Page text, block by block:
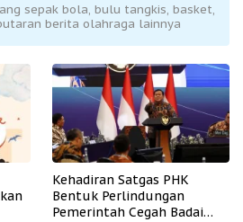
sepak bola, bulu tangkis, basket,
berita olahraga lainnya
Kehadiran Satgas PHK
Bentuk Perlindungan
Pemerintah Cegah Badai